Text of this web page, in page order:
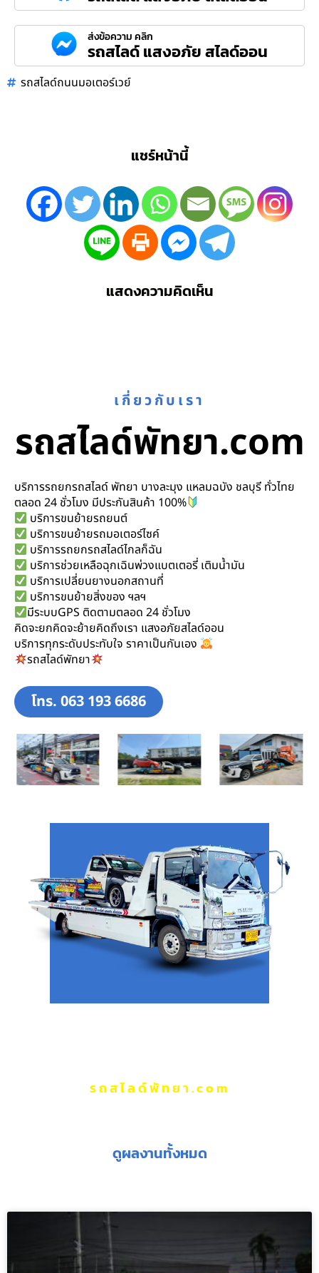
ส่งข้อความ คลิก
รถสไลด์ แสงอภัย สไลด์ออน
รถ​สไลด์​ถนนมอเตอร์เวย์
แชร์หน้านี้
แสดงความคิดเห็น
เกี่ยวกับเรา
รถสไลด์พัทยา.com
บริการรถยกรถสไลด์ พัทยา บางละมุง แหลมฉบัง ชลบุรี ทั่วไทย
ตลอด 24 ชั่วโมง มีประกันสินค้า 100%
บริการขนย้ายรถยนต์
บริการขนย้ายรถมอเตอร์ไซค์
บริการรถยกรถสไลด์ไกลก็ฉัน
บริการช่วยเหลือฉุกเฉินพ่วงแบตเตอรี่ เติมน้ำมัน
บริการเปลี่ยนยางนอกสถานที่
บริการขนย้ายสิ่งของ ฯลฯ
มีระบบGPS ติดตามตลอด 24 ชั่วโมง
คิดจะยกคิดจะย้ายคิดถึงเรา แสงอภัยสไลด์ออน
บริการทุกระดับประทับใจ ราคาเป็นกันเอง
รถสไลด์พัทยา
โทร. 063 193 6686
รถสไลด์พัทยา.com
ดูผลงานทั้งหมด